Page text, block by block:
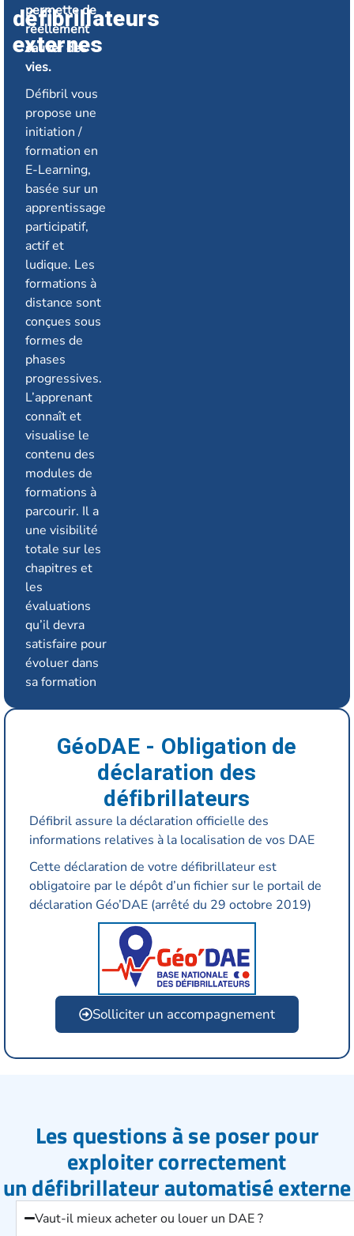
défibrillateurs
externes
permette de
réellement
sauver des
vies.
Défibril vous
propose une
initiation /
formation en
E-Learning,
basée sur un
apprentissage
participatif,
actif et
ludique. Les
formations à
distance sont
conçues sous
formes de
phases
progressives.
L’apprenant
connaît et
visualise le
contenu des
modules de
formations à
parcourir. Il a
une visibilité
totale sur les
chapitres et
les
évaluations
qu’il devra
satisfaire pour
évoluer dans
sa formation
GéoDAE - Obligation de
déclaration des
défibrillateurs
Défibril assure la déclaration officielle des
informations relatives à la localisation de vos DAE
Cette déclaration de votre défibrillateur est
obligatoire par le dépôt d’un fichier sur le portail de
déclaration Géo’DAE (arrêté du 29 octobre 2019)
Solliciter un accompagnement
Les questions à se poser pour
exploiter correctement
un défibrillateur automatisé externe
Vaut-il mieux acheter ou louer un DAE ?